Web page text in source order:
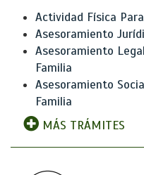
Actividad Física
Asesoramiento
Asesoramiento
Familia
Asesoramiento
Familia
MÁS TRÁMITES